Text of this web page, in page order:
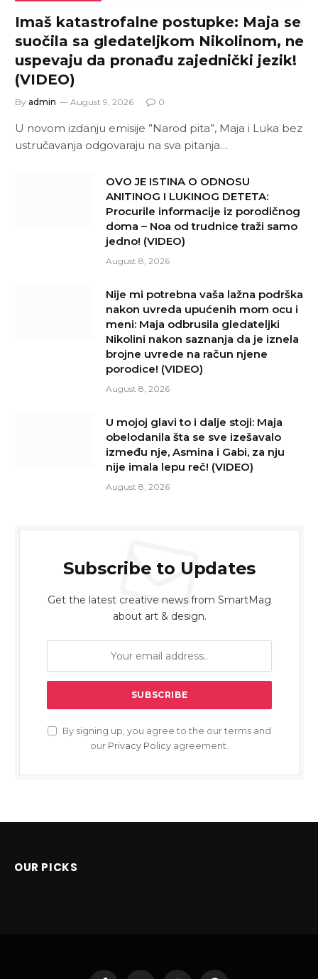
Imaš katastrofalne postupke: Maja se
suočila sa gledateljkom Nikolinom, ne
uspevaju da pronađu zajednički jezik!
(VIDEO)
By admin August 9, 2026 0
U novom izdanju emisije ”Narod pita”, Maja i Luka bez
ustručavanja odgovaraju na sva pitanja…
OVO JE ISTINA O ODNOSU
ANITINOG I LUKINOG DETETA:
Procurile informacije iz porodičnog
doma – Noa od trudnice traži samo
jedno! (VIDEO)
August 8, 2026
Nije mi potrebna vaša lažna podrška
nakon uvreda upućenih mom ocu i
meni: Maja odbrusila gledateljki
Nikolini nakon saznanja da je iznela
brojne uvrede na račun njene
porodice! (VIDEO)
August 8, 2026
U mojoj glavi to i dalje stoji: Maja
obelodanila šta se sve izešavalo
između nje, Asmina i Gabi, za nju
nije imala lepu reč! (VIDEO)
August 8, 2026
Subscribe to Updates
Get the latest creative news from SmartMag
about art & design.
By signing up, you agree to the our terms and
our Privacy Policy agreement.
OUR PICKS